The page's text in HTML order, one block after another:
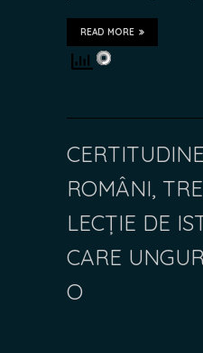
READ MORE
ROMÂNI,
LECȚIE DE
CARE
O